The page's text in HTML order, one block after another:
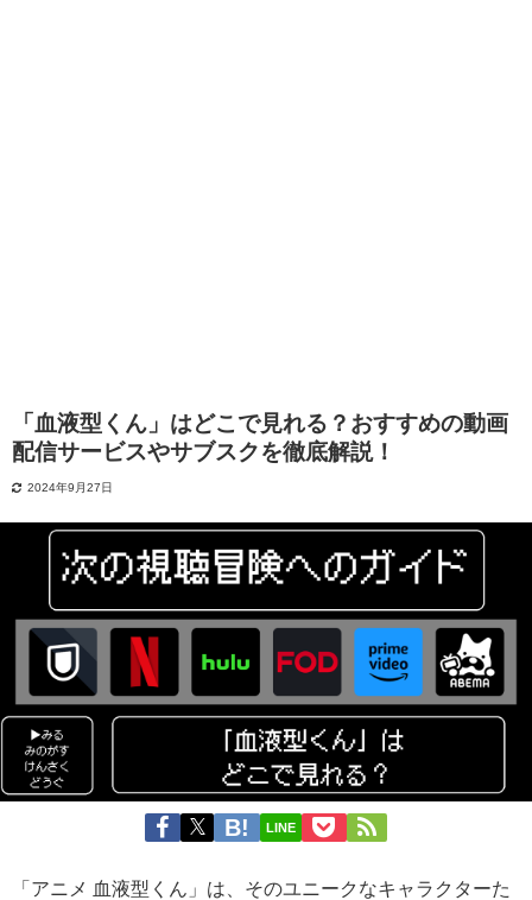
「血液型くん」はどこで見れる？おすすめの動画
配信サービスやサブスクを徹底解説！
2024年9月27日
LINE
「アニメ 血液型くん」は、そのユニークなキャラクターた